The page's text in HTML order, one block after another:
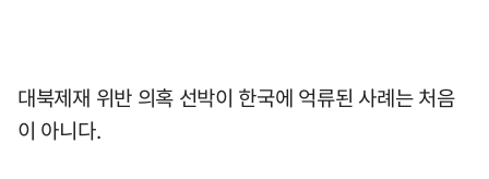
대북제재 위반 의혹 선박이 한국에 억류된 사례는 처음
이 아니다.